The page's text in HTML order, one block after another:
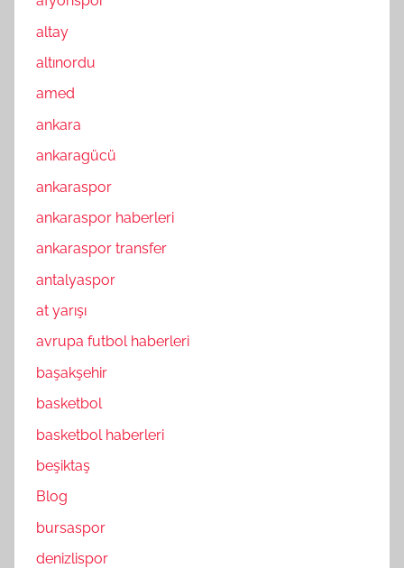
altay
altınordu
amed
ankara
ankaragücü
ankaraspor
ankaraspor haberleri
ankaraspor transfer
antalyaspor
at yarışı
avrupa futbol haberleri
başakşehir
basketbol
basketbol haberleri
beşiktaş
Blog
bursaspor
denizlispor